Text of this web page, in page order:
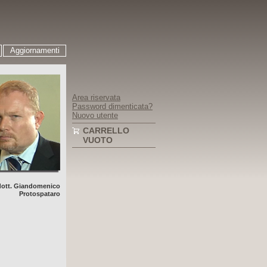
Aggiornamenti
Giandomenico
Protospataro
Area riservata
Password dimenticata?
Nuovo utente
CARRELLO
VUOTO